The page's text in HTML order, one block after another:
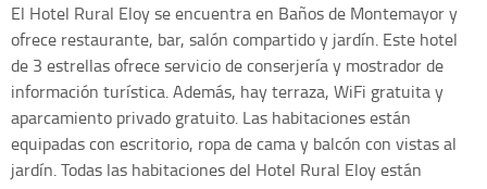
El Hotel Rural Eloy se encuentra en Baños de Montemayor y
ofrece restaurante, bar, salón compartido y jardín. Este hotel
de 3 estrellas ofrece servicio de conserjería y mostrador de
información turística. Además, hay terraza, WiFi gratuita y
aparcamiento privado gratuito. Las habitaciones están
equipadas con escritorio, ropa de cama y balcón con vistas al
jardín. Todas las habitaciones del Hotel Rural Eloy están